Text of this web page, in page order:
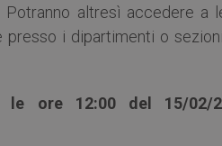
altresì accedere a
i dipartimenti o
le ore 12:00 del 15/02/